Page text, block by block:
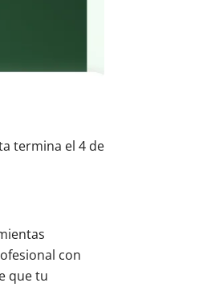
termina el 4 de
con
que tu